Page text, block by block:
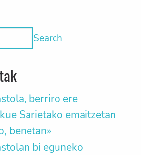
berriro ere
Sarietako emaitzetan
benetan»
bi eguneko